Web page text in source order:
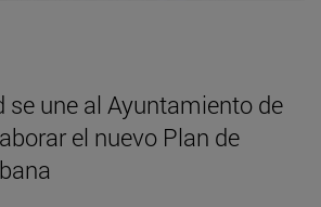
se une al Ayuntamiento de
el nuevo Plan de